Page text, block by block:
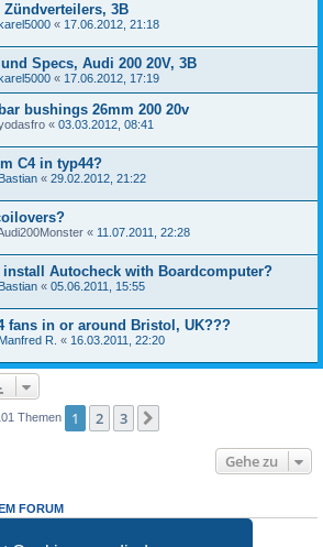
3B
karel5000 « 17.06.2012, 21:18
Specs, Audi 200 20V, 3B
karel5000 « 17.06.2012, 17:19
bushings 26mm 200 20v
« 03.03.2012, 08:41
C4 in typ44?
Bastian « 29.02.2012, 21:22
« 11.07.2011, 22:28
Autocheck with Boardcomputer?
Bastian « 05.06.2011, 15:55
fans in or around Bristol, UK???
Manfred R. « 16.03.2011, 22:20
Themen 1 2 3
Gehe zu
FORUM